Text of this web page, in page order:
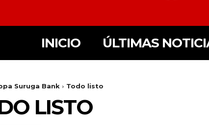
INICIO ÚLTIMAS
Suruga Bank Todo listo
LISTO